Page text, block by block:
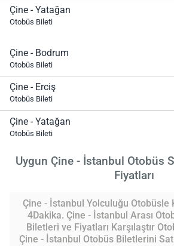
Çine - Yatağan
Otobüs Bileti
Çine - Bodrum
Otobüs Bileti
Çine - Erciş
Otobüs Bileti
Çine - Yatağan
Otobüs Bileti
Uygun Çine - İstanbul Otobüs
Fiyatları
Çine - İstanbul Yolculuğu Otobüsle
4Dakika. Çine - İstanbul Arası
Biletleri ve Fiyatları Karşılaştır
Çine - İstanbul Otobüs Biletlerini